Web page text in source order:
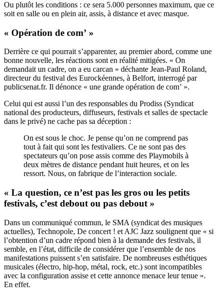
Ou plutôt les conditions : ce sera 5.000 personnes maximum, que ce
soit en salle ou en plein air, assis, à distance et avec masque.
« Opération de com’ »
Derrière ce qui pourrait s’apparenter, au premier abord, comme une
bonne nouvelle, les réactions sont en réalité mitigées. « On
demandait un cadre, on a eu carcan » déchante Jean-Paul Roland,
directeur du festival des Eurockéennes, à Belfort, interrogé par
publicsenat.fr. Il dénonce « une grande opération de com’ ».
Celui qui est aussi l’un des responsables du Prodiss (Syndicat
national des producteurs, diffuseurs, festivals et salles de spectacle
dans le privé) ne cache pas sa déception :
On est sous le choc. Je pense qu’on ne comprend pas
tout à fait qui sont les festivaliers. Ce ne sont pas des
spectateurs qu’on pose assis comme des Playmobils à
deux mètres de distance pendant huit heures, et on les
ressort. Nous, on fabrique de l’interaction sociale.
« La question, ce n’est pas les gros ou les petits
festivals, c’est debout ou pas debout »
Dans un communiqué commun, le SMA (syndicat des musiques
actuelles), Technopole, De concert ! et AJC Jazz soulignent que « si
l’obtention d’un cadre répond bien à la demande des festivals, il
semble, en l’état, difficile de considérer que l’ensemble de nos
manifestations puissent s’en satisfaire. De nombreuses esthétiques
musicales (électro, hip-hop, métal, rock, etc.) sont incompatibles
avec la configuration assise et cette annonce menace leur tenue ».
En effet.